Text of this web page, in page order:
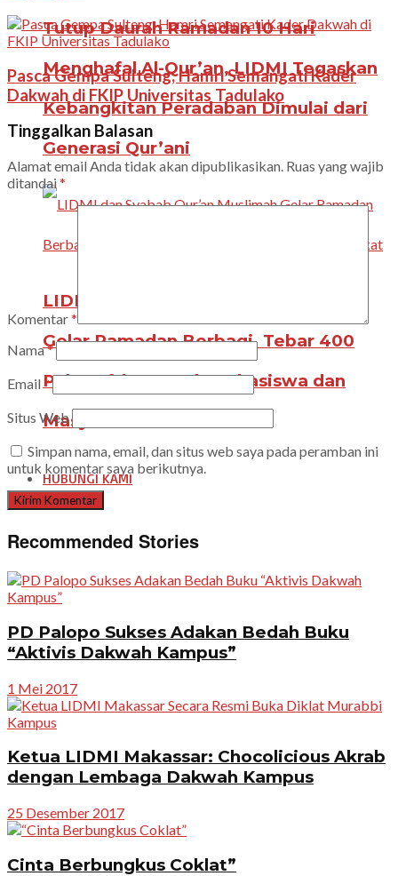
Tutup Daurah Ramadan 10 Hari
Menghafal Al-Qur’an, LIDMI Tegaskan
Kebangkitan Peradaban Dimulai dari
Generasi Qur’ani
LIDMI dan Syabab Qur’an Muslimah
Gelar Ramadan Berbagi, Tebar 400
Paket Ifthar untuk Mahasiswa dan
Masyarakat
HUBUNGI KAMI
Pasca Gempa Sulteng, Hamri Semangati Kader
Dakwah di FKIP Universitas Tadulako
Tinggalkan Balasan
Alamat email Anda tidak akan dipublikasikan. Ruas yang wajib
ditandai*
Komentar*
Nama*
Email*
Situs Web
Simpan nama, email, dan situs web saya pada peramban ini
untuk komentar saya berikutnya.
Recommended Stories
PD Palopo Sukses Adakan Bedah Buku
“Aktivis Dakwah Kampus”
1 Mei 2017
Ketua LIDMI Makassar: Chocolicious Akrab
dengan Lembaga Dakwah Kampus
25 Desember 2017
Cinta Berbungkus Coklat”